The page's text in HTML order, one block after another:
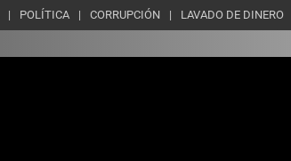
POLÍTICA CORRUPCIÓN LAVADO DE DINERO